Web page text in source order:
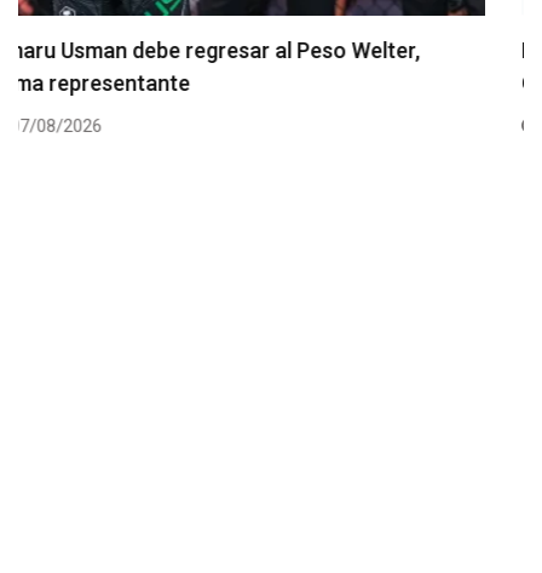
Resultados de los pesajes del UFC Vegas 120:
Gamrot hace peso para pelea con Salkilld
07/08/2026